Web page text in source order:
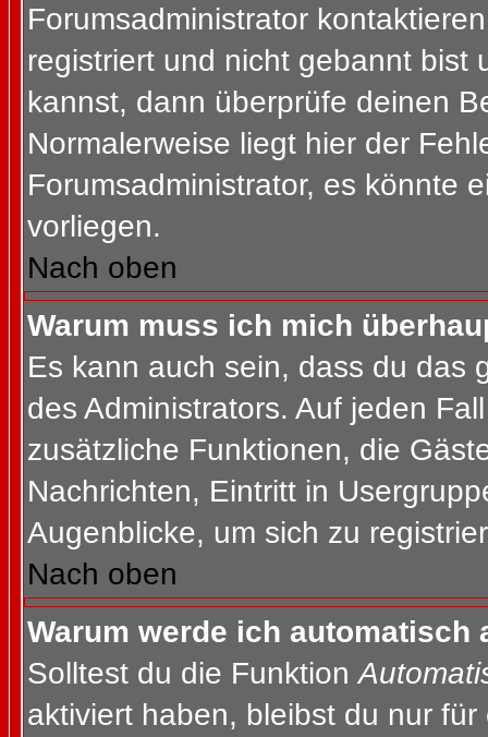
Forumsadministrator
registriert und nicht gebannt bist
kannst, dann überprüfe deinen
Normalerweise liegt hier der
Forumsadministrator, es könnte
vorliegen.
Nach oben
Warum muss ich mich
Es kann auch sein, dass du das
des Administrators. Auf jeden
zusätzliche Funktionen, die
Nachrichten, Eintritt in
Augenblicke, um sich zu
Nach oben
Warum werde ich automatisch
Solltest du die Funktion
aktiviert haben, bleibst du nur